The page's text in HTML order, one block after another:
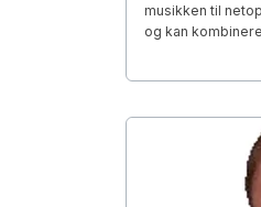
musikken til
og kan